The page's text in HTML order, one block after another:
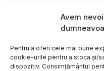
Avem
Pentru a oferi cele mai bune
cookie-urile pentru a stoca și/
dispozitiv. Consimțământul